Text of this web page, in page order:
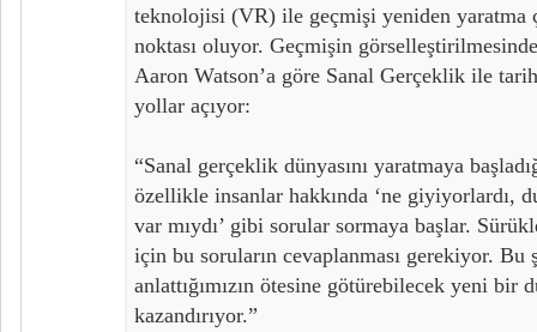
teknolojisi (VR) ile geçmişi yeniden yaratma
noktası oluyor. Geçmişin
Aaron Watson’a göre Sanal Gerçeklik ile
yollar açıyor:
“Sanal gerçeklik dünyasını yaratmaya
özellikle insanlar hakkında ‘ne giyiyorlardı,
var mıydı’ gibi sorular sormaya başlar.
için bu soruların cevaplanması gerekiyor.
anlattığımızın ötesine götürebilecek yeni bir
kazandırıyor.”